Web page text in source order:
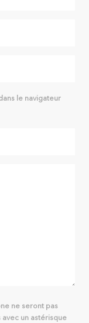
le navigateur
ne seront pas
un astérisque